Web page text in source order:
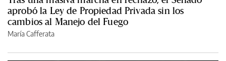
aprobó la Ley de Propiedad Privada sin los
cambios al Manejo del Fuego
María Cafferata